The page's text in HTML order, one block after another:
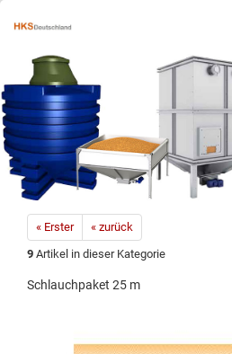
« Erster
« zurück
9 Artikel in dieser Kategorie
Schlauchpaket 25 m